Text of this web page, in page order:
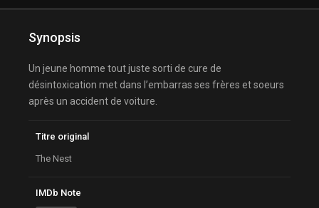
Synopsis
Un jeune homme tout juste sorti de cure de
désintoxication met dans l’embarras ses frères et soeurs
après un accident de voiture.
Titre original
The Nest
IMDb Note